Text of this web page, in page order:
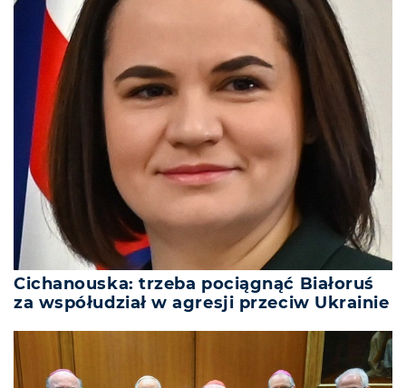
Cichanouska: trzeba pociągnąć Białoruś
za współudział w agresji przeciw Ukrainie